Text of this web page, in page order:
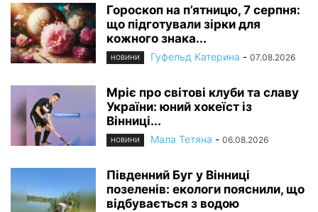
Гороскоп на п’ятницю, 7 серпня:
що підготували зірки для
кожного знака...
НОВИНИ Гуфельд Катерина - 07.08.2026
Мріє про світові клуби та славу
України: юний хокеїст із
Вінниці...
НОВИНИ Мала Тетяна - 06.08.2026
Південний Буг у Вінниці
позеленів: екологи пояснили, що
відбувається з водою